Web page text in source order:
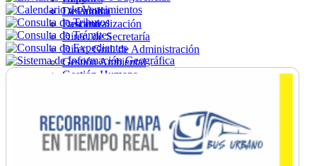
Desarrollo
Descentralización
Direc. de Secretaría
Direc. Gral. de Administración
Gestión Ambiental
Gestión Humana
Ordenamiento
Promoción Social
Salud
Secretaría General
La Paloma
Lascano